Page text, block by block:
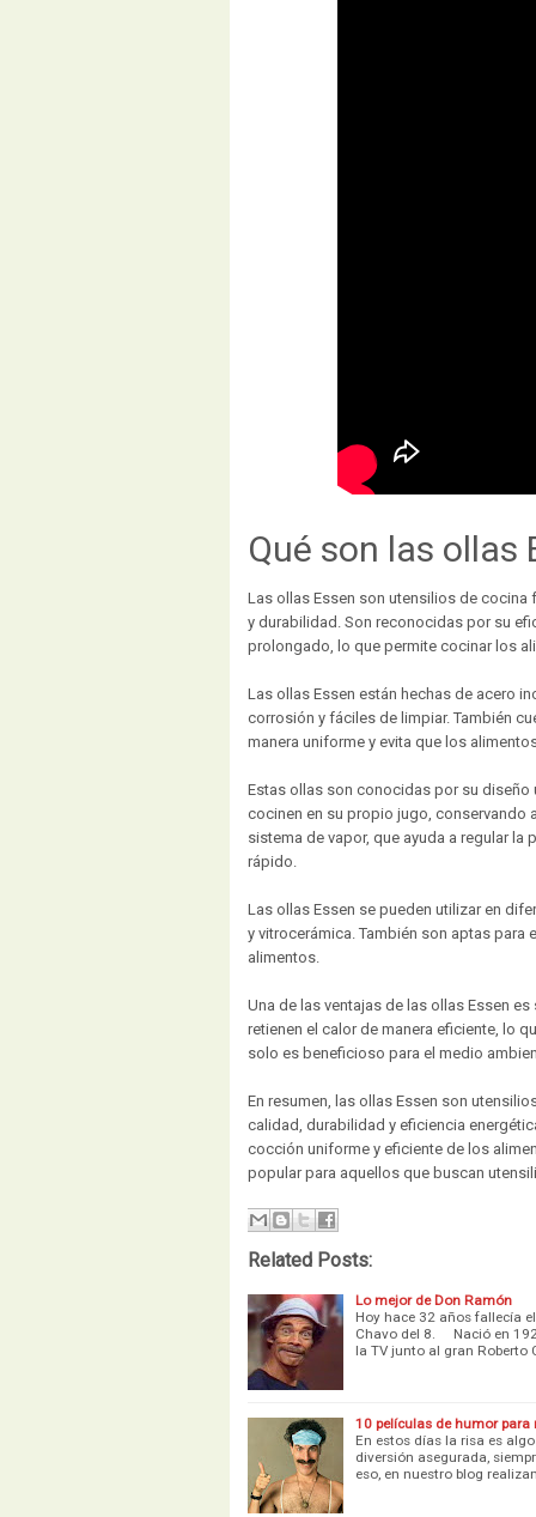
Qué son las ollas
Las ollas Essen son utensilios de
y durabilidad. Son reconocidas por su
prolongado, lo que permite cocinar los
Las ollas Essen están hechas de acero
corrosión y fáciles de limpiar. También
manera uniforme y evita que los
Estas ollas son conocidas por su diseño
cocinen en su propio jugo, conservando
sistema de vapor, que ayuda a regular
rápido.
Las ollas Essen se pueden utilizar en
y vitrocerámica. También son aptas para
alimentos.
Una de las ventajas de las ollas Essen
retienen el calor de manera eficiente, lo
solo es beneficioso para el medio
En resumen, las ollas Essen son
calidad, durabilidad y eficiencia
cocción uniforme y eficiente de los
popular para aquellos que buscan
Related Posts:
Lo mejor de Don Ramón
Hoy hace 32 años fallecía
Chavo del 8. ⠀ Nació en
la TV junto al gran Roberto
10 películas de humor para
En estos días la risa es
diversión asegurada,
eso, en nuestro blog